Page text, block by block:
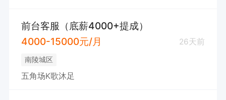
前台客服（底薪4000+提成）
4000-15000元/月
26天前
南陵城区
五角场K歌沐足